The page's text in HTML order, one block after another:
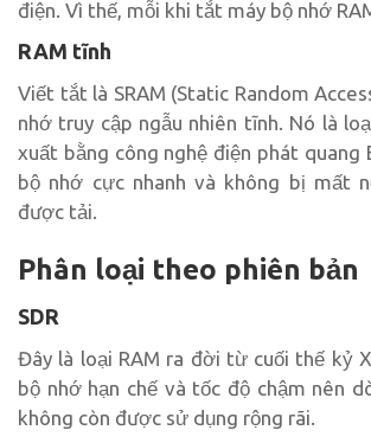
điện. Vì thế, mỗi khi tắt máy bộ nhớ
RAM tĩnh
Viết tắt là SRAM (Static Random
nhớ truy cập ngẫu nhiên tĩnh. Nó là
xuất bằng công nghệ điện phát quang
bộ nhớ cực nhanh và không bị mất
được tải.
Phân loại theo phiên bản
SDR
Đây là loại RAM ra đời từ cuối thế kỷ
bộ nhớ hạn chế và tốc độ chậm nên
không còn được sử dụng rộng rãi.